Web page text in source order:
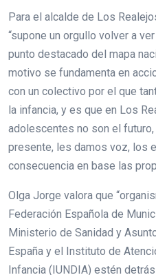
Para el alcalde de Los
“supone un orgullo volver a
punto destacado del mapa
motivo se fundamenta en
con un colectivo por el que
la infancia, y es que en Los
adolescentes no son el
presente, les damos voz, los
consecuencia en base las
Olga Jorge valora que
Federación Española de
Ministerio de Sanidad y
España y el Instituto de
Infancia (IUNDIA) estén